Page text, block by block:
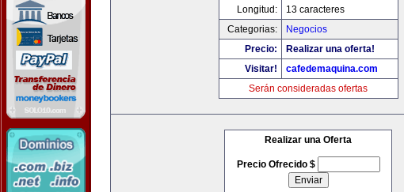
Longitud:
13 caracteres
Categorias:
Negocios
Precio:
Realizar una oferta!
Visitar!
cafedemaquina.com
Serán consideradas ofertas
Realizar una Oferta
Precio Ofrecido $